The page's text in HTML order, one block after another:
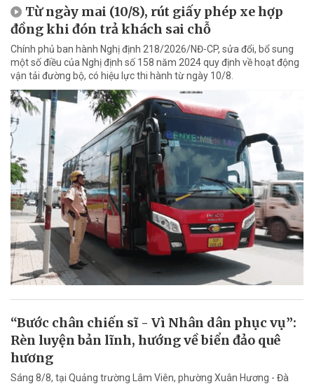
Từ ngày mai (10/8), rút giấy phép xe hợp
đồng khi đón trả khách sai chỗ
Chính phủ ban hành Nghị định 218/2026/NĐ-CP, sửa đổi, bổ sung
một số điều của Nghị định số 158 năm 2024 quy định về hoạt động
vận tải đường bộ, có hiệu lực thi hành từ ngày 10/8.
“Bước chân chiến sĩ - Vì Nhân dân phục vụ”:
Rèn luyện bản lĩnh, hướng về biển đảo quê
hương
Sáng 8/8, tại Quảng trường Lâm Viên, phường Xuân Hương - Đà